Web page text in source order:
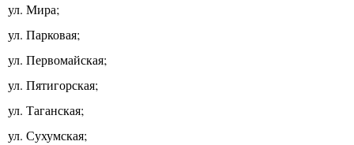
ул. Мира;
ул. Парковая;
ул. Первомайская;
ул. Пятигорская;
ул. Таганская;
ул. Сухумская;